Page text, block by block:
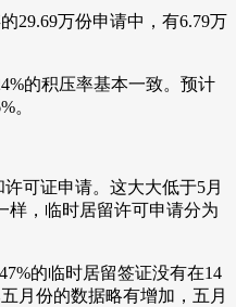
29.69万份申请中，有6.79万
的积压率基本一致。预计
。
可证申请。这大大低于5月
样，临时居留许可申请分为
的临时居留签证没有在14
月份的数据略有增加，五月